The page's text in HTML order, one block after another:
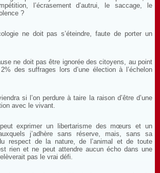
l’écrasement d’autrui, le saccage, le
?
ne doit pas s’éteindre, faute de porter un
ne doit pas être ignorée des citoyens, au point
des suffrages lors d’une élection à l’échelon
si l’on perdure à taire la raison d’être d’une
avec le vivant.
peut exprimer un libertarisme des mœurs et un
j’adhère sans réserve, mais, sans sa
respect de la nature, de l’animal et de toute
rien et ne peut attendre aucun écho dans une
pas le vrai défi.